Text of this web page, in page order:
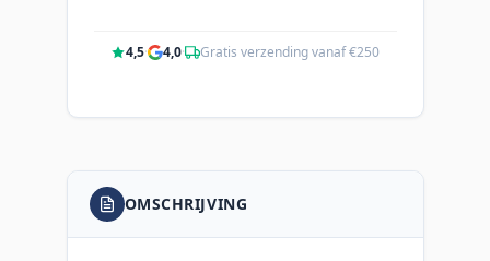
4,5· 4,0· Gratis verzending vanaf €250
OMSCHRIJVING